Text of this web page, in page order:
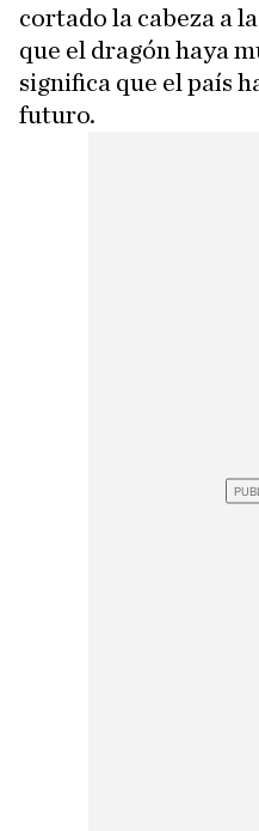
cortado la cabeza a
que el dragón haya
significa que el país
futuro.